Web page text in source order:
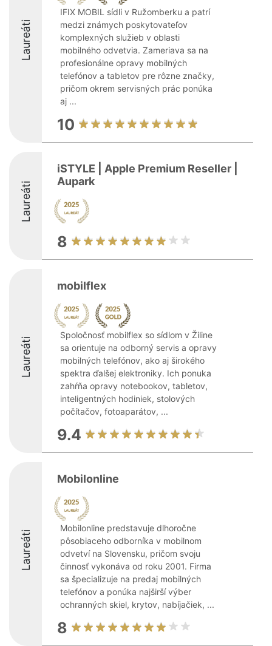
Laureáti
IFIX MOBIL sídli v Ružomberku a patrí
medzi známych poskytovateľov
komplexných služieb v oblasti
mobilného odvetvia. Zameriava sa na
profesionálne opravy mobilných
telefónov a tabletov pre rôzne značky,
pričom okrem servisných prác ponúka
aj ...
10
Laureáti
iSTYLE | Apple Premium Reseller |
Aupark
8
Laureáti
mobilflex
Spoločnosť mobilflex so sídlom v Žiline
sa orientuje na odborný servis a opravy
mobilných telefónov, ako aj širokého
spektra ďalšej elektroniky. Ich ponuka
zahŕňa opravy notebookov, tabletov,
inteligentných hodiniek, stolových
počítačov, fotoaparátov, ...
9.4
Laureáti
Mobilonline
Mobilonline predstavuje dlhoročne
pôsobiaceho odborníka v mobilnom
odvetví na Slovensku, pričom svoju
činnosť vykonáva od roku 2001. Firma
sa špecializuje na predaj mobilných
telefónov a ponúka najširší výber
ochranných skiel, krytov, nabíjačiek, ...
8